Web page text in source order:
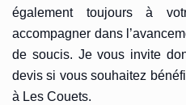
également toujours à
accompagner dans
de soucis. Je vous invite
devis si vous souhaitez
à Les Couets.